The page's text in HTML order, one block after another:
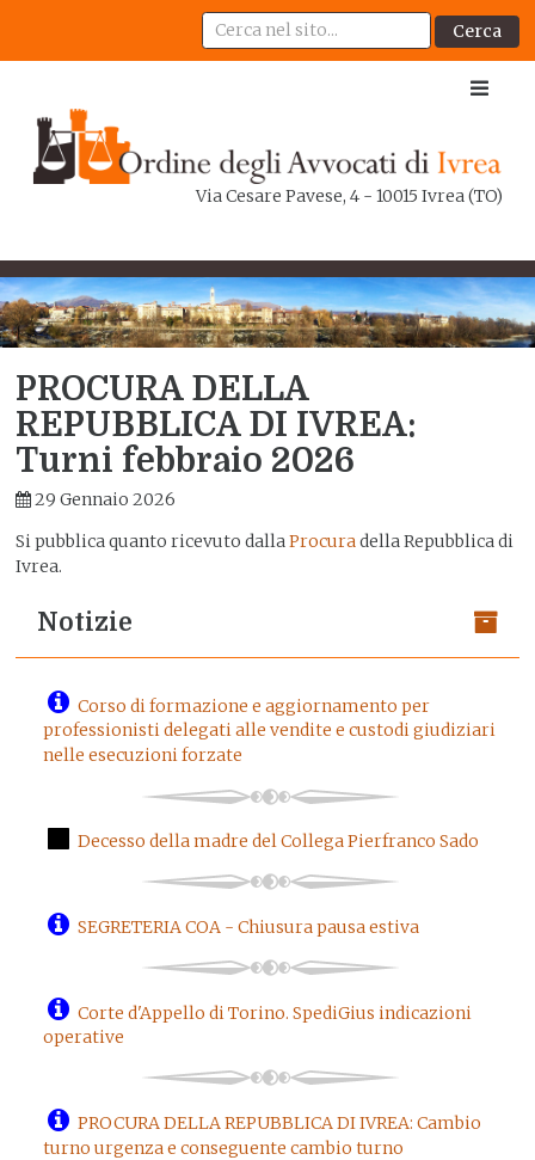
Cerca
Via Cesare Pavese, 4 - 10015 Ivrea (TO)
PROCURA DELLA
REPUBBLICA DI IVREA:
Turni febbraio 2026
29 Gennaio 2026
Si pubblica quanto ricevuto dallaProcuradella Repubblica di
Ivrea.
Notizie
Corso di formazione e aggiornamento per
professionisti delegati alle vendite e custodi giudiziari
nelle esecuzioni forzate
Decesso della madre del Collega Pierfranco Sado
SEGRETERIA COA - Chiusura pausa estiva
Corte d'Appello di Torino. SpediGius indicazioni
operative
PROCURA DELLA REPUBBLICA DI IVREA: Cambio
turno urgenza e conseguente cambio turno